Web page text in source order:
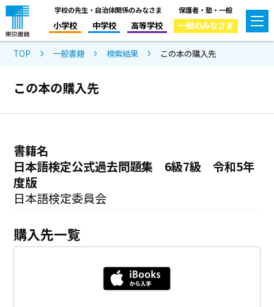
学校の先生・自治体関係のみなさま
小学校 中学校 高等学校
保護者・塾・一般
一般のみなさま
TOP 一般書籍 検索結果 この本の購入先
この本の購入先
書籍名
日本語検定公式過去問題集 6級7級 令和5年
度版
日本語検定委員会
購入先一覧